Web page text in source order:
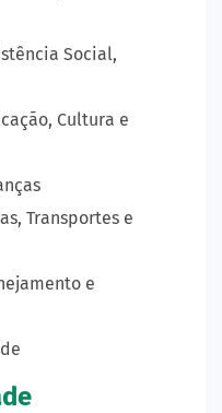
Social,
Cultura e
Transportes e
e